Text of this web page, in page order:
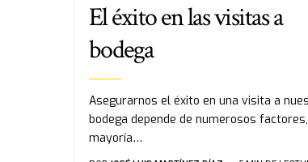
El éxito en las visitas a
bodega
Asegurarnos el éxito en una visita a
bodega depende de numerosos
mayoría…